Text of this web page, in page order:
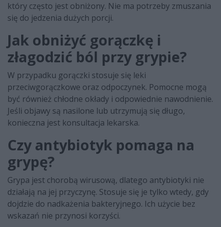
który często jest obniżony. Nie ma potrzeby zmuszania
się do jedzenia dużych porcji.
Jak obniżyć gorączkę i
złagodzić ból przy grypie?
W przypadku gorączki stosuje się leki
przeciwgorączkowe oraz odpoczynek. Pomocne mogą
być również chłodne okłady i odpowiednie nawodnienie.
Jeśli objawy są nasilone lub utrzymują się długo,
konieczna jest konsultacja lekarska.
Czy antybiotyk pomaga na
grypę?
Grypa jest chorobą wirusową, dlatego antybiotyki nie
działają na jej przyczynę. Stosuje się je tylko wtedy, gdy
dojdzie do nadkażenia bakteryjnego. Ich użycie bez
wskazań nie przynosi korzyści.